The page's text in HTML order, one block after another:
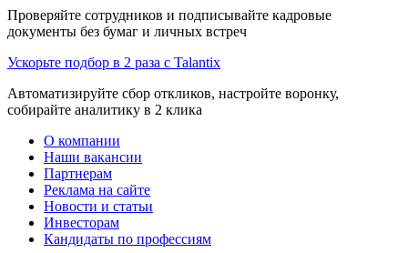
Проверяйте сотрудников и подписывайте кадровые
документы без бумаг и личных встреч
Ускорьте подбор в 2 раза с Talantix
Автоматизируйте сбор откликов, настройте воронку,
собирайте аналитику в 2 клика
О компании
Наши вакансии
Партнерам
Реклама на сайте
Новости и статьи
Инвесторам
Кандидаты по профессиям